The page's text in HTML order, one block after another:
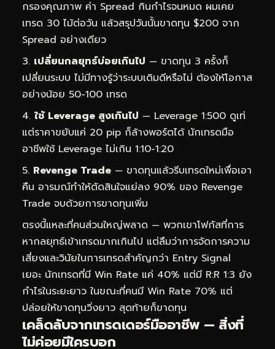
กรองคุณภาพ ค่า Spread กินกำไรจนหมด ผมเคย
เทรด 30 ไม้ต่อวัน แล้วสรุปวันนั้นขาดทุน $200 จาก
Spread อย่างเดียว
เปลี่ยนกลยุทธ์บ่อยเกินไป — ขาดทุน 3 ครั้งก็
เปลี่ยนระบบ ไม่มีทางรู้ว่าระบบเดิมดีหรือไม่ ต้องให้โอกาส
อย่างน้อย 50-100 เทรด
ใช้ Leverage สูงเกินไป — Leverage 1:500 ดูเท่
แต่ราคาขยับแค่ 20 pip ก็ล้างพอร์ตได้ นักเทรดมือ
อาชีพใช้ Leverage ไม่เกิน 1:10-1:20
Revenge Trade — ขาดทุนแล้วรีบเทรดใหม่เพื่อเอา
คืน อารมณ์ทำให้ตัดสินใจแย่ลง 90% ของ Revenge
Trade จบด้วยการขาดทุนเพิ่ม
ตรงนี้แหละที่คนส่วนใหญ่พลาด — พวกเขาโฟกัสที่การ
หากลยุทธ์เข้าเทรดมากเกินไป แต่ลืมว่าการจัดการความ
เสี่ยงและวินัยในการเทรดสำคัญกว่า Entry Signal
เยอะ นักเทรดที่มี Win Rate แค่ 40% แต่มี R:R 1:3 ยัง
กำไรในระยะยาว ในขณะที่คนมี Win Rate 70% แต่
ปล่อยให้ขาดทุนวิ่งยาว สุดท้ายก็ขาดทุน
เคล็ดลับจากเทรดเดอร์มืออาชีพ — สิ่งที่
ไม่ค่อยมีใครบอก